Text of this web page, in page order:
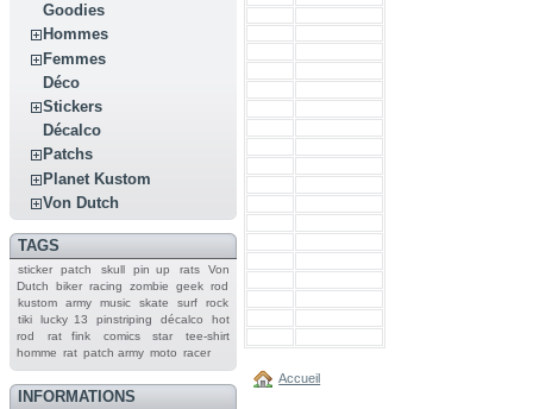
Goodies
Hommes
Femmes
Déco
Stickers
Décalco
Patchs
Planet Kustom
Von Dutch
TAGS
sticker patch skull pin up rats
Von
Dutch
biker racing zombie geek rod
kustom
army music skate surf
rock
tiki
lucky 13 pinstriping décalco
hot
rod
rat fink comics star
tee-shirt
homme rat patch army moto racer
INFORMATIONS
Accueil